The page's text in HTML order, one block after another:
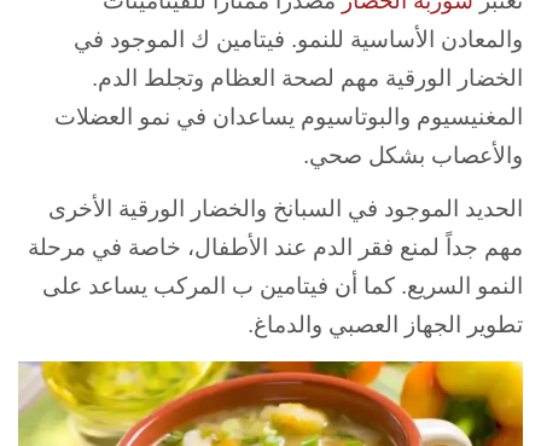
والمعادن الأساسية للنمو. فيتامين ك الموجود في
الخضار الورقية مهم لصحة العظام وتجلط الدم.
المغنيسيوم والبوتاسيوم يساعدان في نمو العضلات
والأعصاب بشكل صحي.
الحديد الموجود في السبانخ والخضار الورقية الأخرى
مهم جداً لمنع فقر الدم عند الأطفال، خاصة في مرحلة
النمو السريع. كما أن فيتامين ب المركب يساعد على
تطوير الجهاز العصبي والدماغ.